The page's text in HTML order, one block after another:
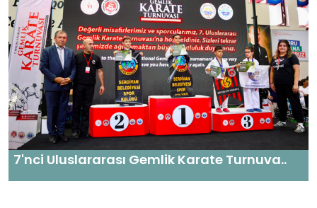
7'nci Uluslararası Gemlik Karate Turnuva..